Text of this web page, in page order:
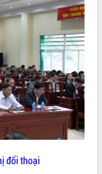
đối thoại